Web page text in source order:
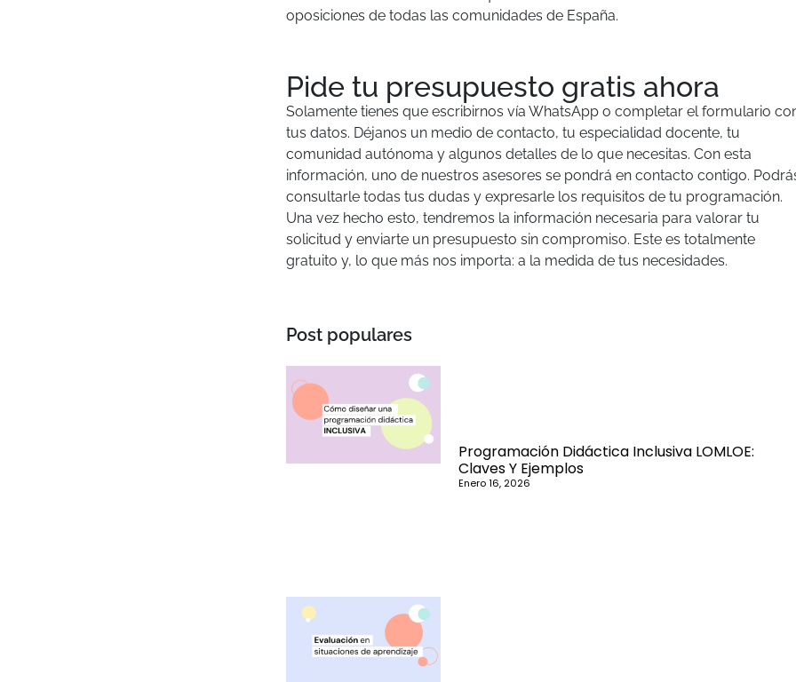
oposiciones de todas las comunidades de España.
Pide tu presupuesto gratis ahora
Solamente tienes que escribirnos vía WhatsApp o completar el formulario
tus datos. Déjanos un medio de contacto, tu especialidad docente, tu
comunidad autónoma y algunos detalles de lo que necesitas. Con esta
información, uno de nuestros asesores se pondrá en contacto contigo.
consultarle todas tus dudas y expresarle los requisitos de tu programación.
Una vez hecho esto, tendremos la información necesaria para valorar tu
solicitud y enviarte un presupuesto sin compromiso. Este es totalmente
gratuito y, lo que más nos importa: a la medida de tus necesidades.
Post populares
Programación Didáctica Inclusiva LOMLOE:
Claves Y Ejemplos
Enero 16, 2026